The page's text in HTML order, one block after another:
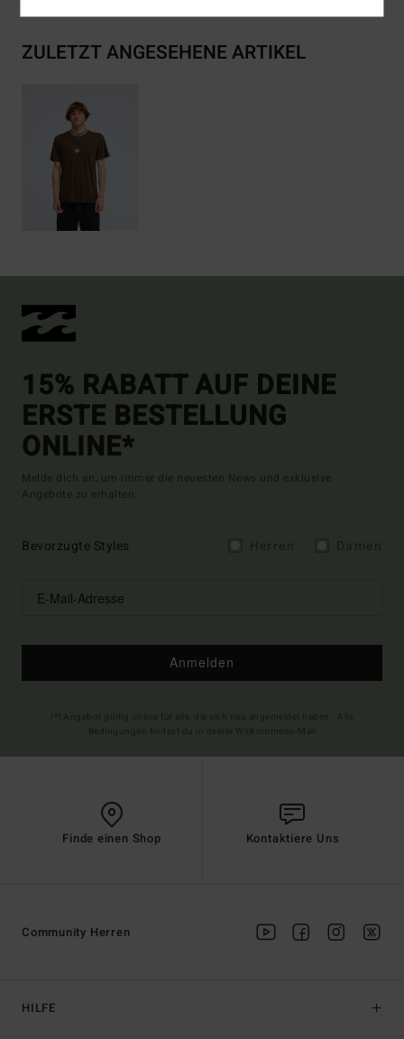
ZULETZT ANGESEHENE ARTIKEL
15% RABATT AUF DEINE
ERSTE BESTELLUNG
ONLINE*
Melde dich an, um immer die neuesten News und exklusive
Angebote zu erhalten.
Bevorzugte Styles
Anmelden
Finde einen Shop Kontaktiere Uns
HILFE
Community Herren